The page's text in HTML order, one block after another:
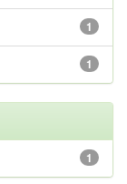
1
1
1